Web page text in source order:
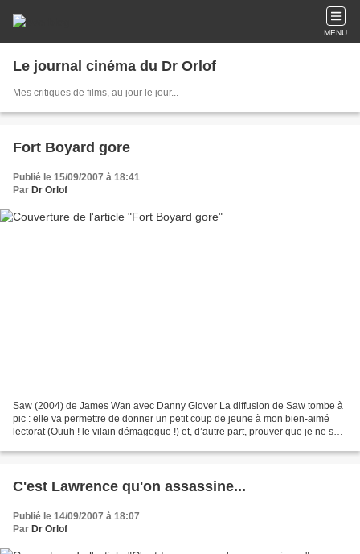
MENU
Le journal cinéma du Dr Orlof
Mes critiques de films, au jour le jour...
Fort Boyard gore
Publié le 15/09/2007 à 18:41
Par Dr Orlof
Saw (2004) de James Wan avec Danny Glover La diffusion de Saw tombe à
pic : elle va permettre de donner un petit coup de jeune à mon bien-aimé
lectorat (Ouuh ! le vilain démagogue !) et, d’autre part, prouver que je ne suis
C'est Lawrence qu'on assassine...
Publié le 14/09/2007 à 18:07
Par Dr Orlof